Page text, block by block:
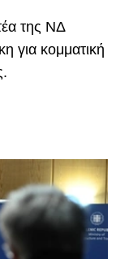
της ΝΔ
για κομματική